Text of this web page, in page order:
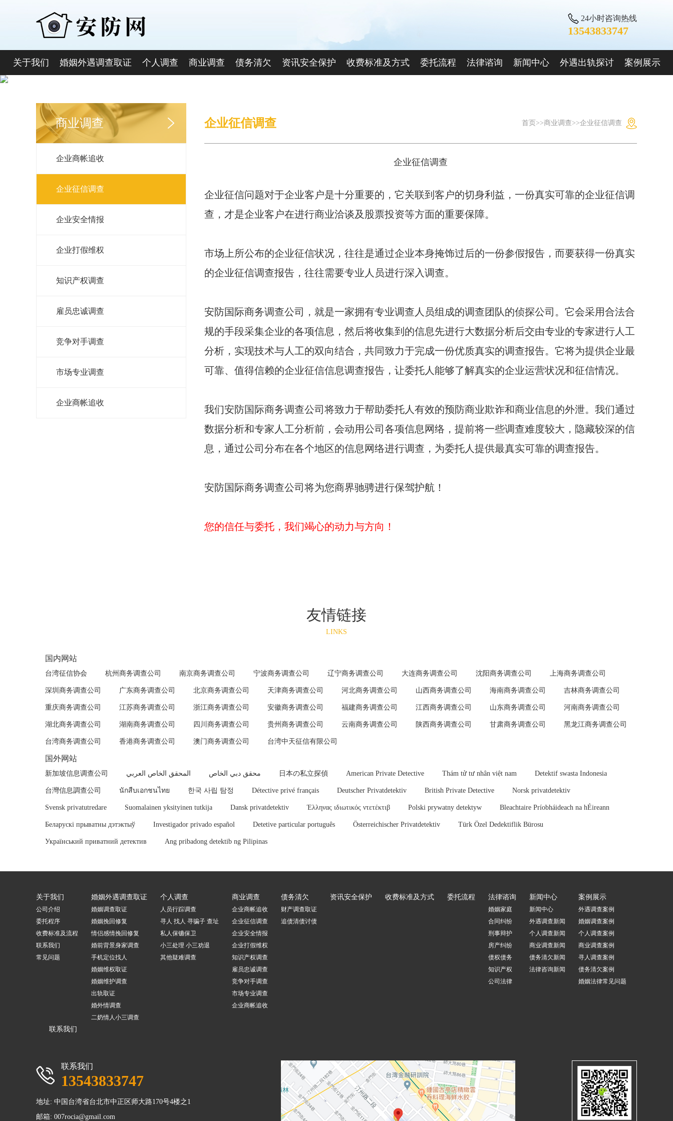
24小时咨询热线
13543833747
关于我们 婚姻外遇调查取证 个人调查 商业调查 债务清欠 资讯安全保护 收费标准及方式 委托流程 法律谘询 新闻中心 外遇出轨探讨 案例展示
商业调查
企业商帐追收
企业征信调查
企业安全情报
企业打假维权
知识产权调查
雇员忠诚调查
竞争对手调查
市场专业调查
企业商帐追收
企业征信调查 首页 >>商业调查>>企业征信调查
企业征信调查
企业征信问题对于企业客户是十分重要的，它关联到客户的切身利益，一份真实可靠的企业征信调
查，才是企业客户在进行商业洽谈及股票投资等方面的重要保障。
市场上所公布的企业征信状况，往往是通过企业本身掩饰过后的一份参假报告，而要获得一份真实
的企业征信调查报告，往往需要专业人员进行深入调查。
安防国际商务调查公司，就是一家拥有专业调查人员组成的调查团队的侦探公司。它会采用合法合
规的手段采集企业的各项信息，然后将收集到的信息先进行大数据分析后交由专业的专家进行人工
分析，实现技术与人工的双向结合，共同致力于完成一份优质真实的调查报告。它将为提供企业最
可靠、值得信赖的企业征信信息调查报告，让委托人能够了解真实的企业运营状况和征信情况。
我们安防国际商务调查公司将致力于帮助委托人有效的预防商业欺诈和商业信息的外泄。我们通过
数据分析和专家人工分析前，会动用公司各项信息网络，提前将一些调查难度较大，隐藏较深的信
息，通过公司分布在各个地区的信息网络进行调查，为委托人提供最真实可靠的调查报告。
安防国际商务调查公司将为您商界驰骋进行保驾护航！
您的信任与委托，我们竭心的动力与方向！
友情链接
LINKS
国内网站
台湾征信协会 杭州商务调查公司 南京商务调查公司 宁波商务调查公司 辽宁商务调查公司 大连商务调查公司 沈阳商务调查公司 上海商务调查公司
深圳商务调查公司 广东商务调查公司 北京商务调查公司 天津商务调查公司 河北商务调查公司 山西商务调查公司 海南商务调查公司 吉林商务调查公司
重庆商务调查公司 江苏商务调查公司 浙江商务调查公司 安徽商务调查公司 福建商务调查公司 江西商务调查公司 山东商务调查公司 河南商务调查公司
湖北商务调查公司 湖南商务调查公司 四川商务调查公司 贵州商务调查公司 云南商务调查公司 陕西商务调查公司 甘肃商务调查公司 黑龙江商务调查公司
台湾商务调查公司 香港商务调查公司 澳门商务调查公司 台湾中天征信有限公司
国外网站
新加坡信息调查公司 المحقق الخاص العربي محقق دبي الخاص 日本の私立探偵 American Private Detective Thám tử tư nhân việt nam Detektif swasta Indonesia
台灣信息調查公司 นักสืบเอกชนไทย 한국 사립 탐정 Détective privé français Deutscher Privatdetektiv British Private Detective Norsk privatdetektiv
Svensk privatutredare Suomalainen yksityinen tutkija Dansk privatdetektiv Έλληνας ιδιωτικός ντετέκτιβ Polski prywatny detektyw Bleachtaire Príobháideach na hÉireann
Беларускі прыватны дэтэктыў Investigador privado español Detetive particular português Österreichischer Privatdetektiv Türk Özel Dedektiflik Bürosu
Український приватний детектив Ang pribadong detektib ng Pilipinas
关于我们
公司介绍
委托程序
收费标准及流程
联系我们
常见问题
婚姻外遇调查取证
婚姻调查取证
婚姻挽回修复
情侣感情挽回修复
婚前背景身家调查
手机定位找人
婚姻维权取证
婚姻维护调查
出轨取证
婚外情调查
二奶情人小三调查
个人调查
人员行踪调查
寻人 找人 寻骗子 查址
私人保镳保卫
小三处理 小三劝退
其他疑难调查
商业调查
企业商帐追收
企业征信调查
企业安全情报
企业打假维权
知识产权调查
雇员忠诚调查
竞争对手调查
市场专业调查
企业商帐追收
债务清欠
财产调查取证
追债清债讨债
资讯安全保护 收费标准及方式 委托流程 法律谘询
婚姻家庭
合同纠纷
刑事辩护
房产纠纷
债权债务
知识产权
公司法律
新闻中心
新闻中心
外遇调查新闻
个人调查新闻
商业调查新闻
债务清欠新闻
法律咨询新闻
案例展示
外遇调查案例
婚姻调查案例
个人调查案例
商业调查案例
寻人调查案例
债务清欠案例
婚姻法律常见问题
联系我们
联系我们
13543833747
地址: 中国台湾省台北市中正区师大路170号4楼之1
邮箱: 007rocia@gmail.com